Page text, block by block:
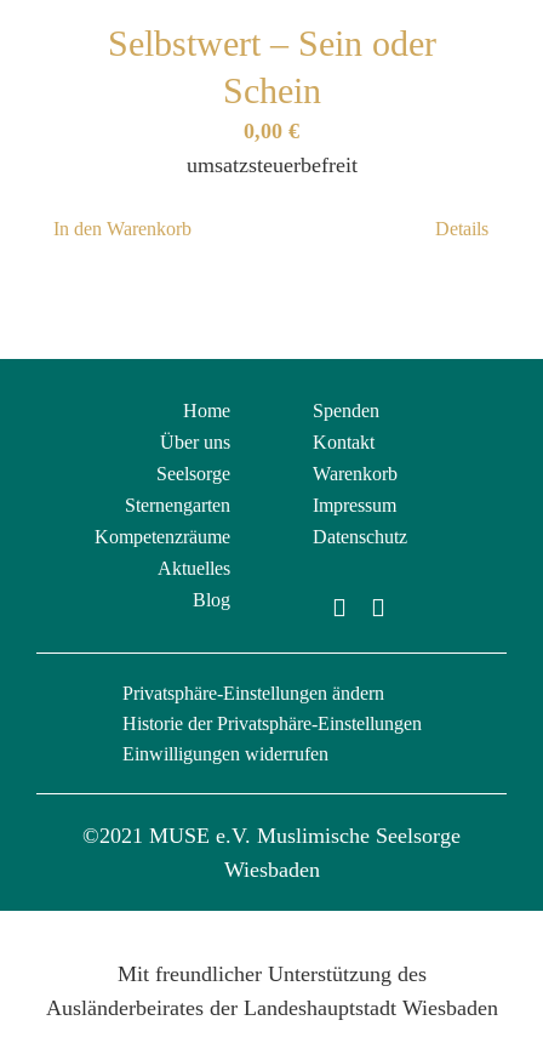
Selbstwert – Sein oder
Schein
0,00 €
umsatzsteuerbefreit
In den Warenkorb Details
Home
Über uns
Seelsorge
Sternengarten
Kompetenzräume
Aktuelles
Blog
Spenden
Kontakt
Warenkorb
Impressum
Datenschutz
Privatsphäre-Einstellungen ändern
Historie der Privatsphäre-Einstellungen
Einwilligungen widerrufen
©2021 MUSE e.V. Muslimische Seelsorge
Wiesbaden
Mit freundlicher Unterstützung des
Ausländerbeirates der Landeshauptstadt Wiesbaden